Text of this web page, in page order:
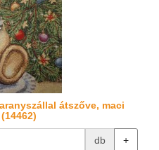
átszőve, maci
db +